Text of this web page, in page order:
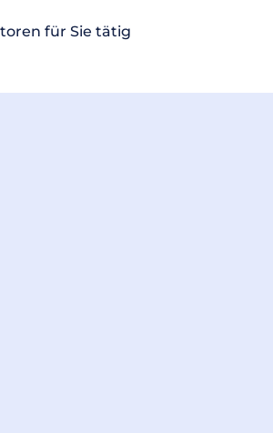
für Sie tätig